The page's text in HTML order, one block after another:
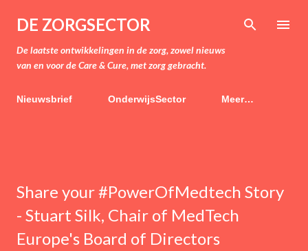
Doorgaan naar hoofdcontent
DE ZORGSECTOR
De laatste ontwikkelingen in de zorg, zowel nieuws
van en voor de Care & Cure, met zorg gebracht.
Nieuwsbrief OnderwijsSector Meer…
Share your #PowerOfMedtech Story
- Stuart Silk, Chair of MedTech
Europe's Board of Directors